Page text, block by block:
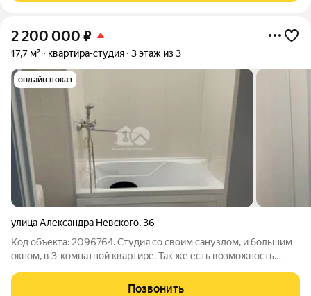
2 200 000 ₽
17,7 м² квартира-студия 3 этаж из 3
онлайн показ
улица Александра Невского,36
Код объекта: 2096764. Студия со своим санузлом, и большим
окном, в 3-комнатной квартире. Так же есть возможность
двор, вся инфраструктура, школа и детсад.
Позвонить